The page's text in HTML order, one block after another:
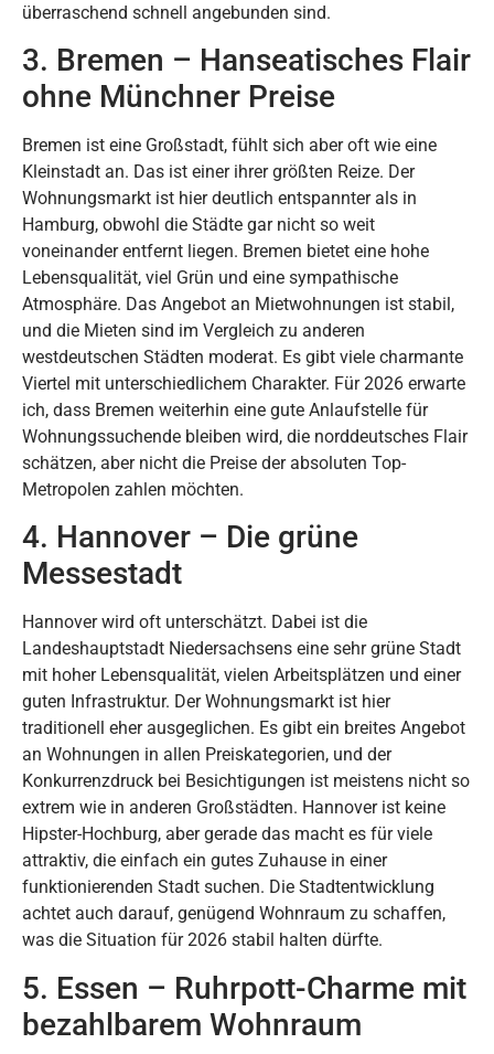
überraschend schnell angebunden sind.
3. Bremen – Hanseatisches Flair
ohne Münchner Preise
Bremen ist eine Großstadt, fühlt sich aber oft wie eine
Kleinstadt an. Das ist einer ihrer größten Reize. Der
Wohnungsmarkt ist hier deutlich entspannter als in
Hamburg, obwohl die Städte gar nicht so weit
voneinander entfernt liegen. Bremen bietet eine hohe
Lebensqualität, viel Grün und eine sympathische
Atmosphäre. Das Angebot an Mietwohnungen ist stabil,
und die Mieten sind im Vergleich zu anderen
westdeutschen Städten moderat. Es gibt viele charmante
Viertel mit unterschiedlichem Charakter. Für 2026 erwarte
ich, dass Bremen weiterhin eine gute Anlaufstelle für
Wohnungssuchende bleiben wird, die norddeutsches Flair
schätzen, aber nicht die Preise der absoluten Top-
Metropolen zahlen möchten.
4. Hannover – Die grüne
Messestadt
Hannover wird oft unterschätzt. Dabei ist die
Landeshauptstadt Niedersachsens eine sehr grüne Stadt
mit hoher Lebensqualität, vielen Arbeitsplätzen und einer
guten Infrastruktur. Der Wohnungsmarkt ist hier
traditionell eher ausgeglichen. Es gibt ein breites Angebot
an Wohnungen in allen Preiskategorien, und der
Konkurrenzdruck bei Besichtigungen ist meistens nicht so
extrem wie in anderen Großstädten. Hannover ist keine
Hipster-Hochburg, aber gerade das macht es für viele
attraktiv, die einfach ein gutes Zuhause in einer
funktionierenden Stadt suchen. Die Stadtentwicklung
achtet auch darauf, genügend Wohnraum zu schaffen,
was die Situation für 2026 stabil halten dürfte.
5. Essen – Ruhrpott-Charme mit
bezahlbarem Wohnraum